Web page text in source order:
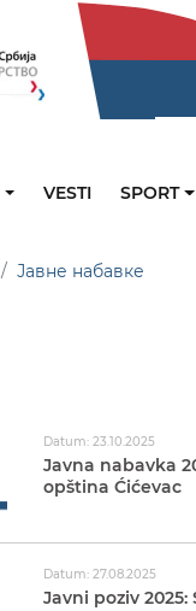
VESTI SPORT
Јавне набавке
Datum: 23.10.2025
Javna nabavka
opština Ćićevac
Datum: 27.08.2025
Javni poziv